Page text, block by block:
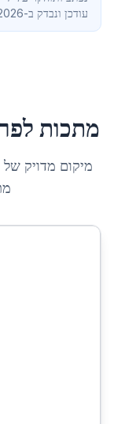
עודכן ונבדק ב-2026
מתכות
מיקום מדויק של